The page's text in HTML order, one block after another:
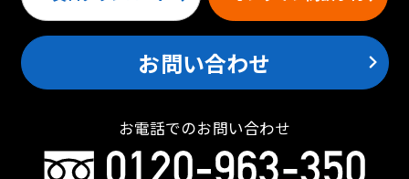
お問い合わせ
お電話でのお問い合わせ